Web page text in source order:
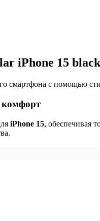
iPhone 15 black
смартфона с помощью
комфорт
iPhone 15, обеспечивая